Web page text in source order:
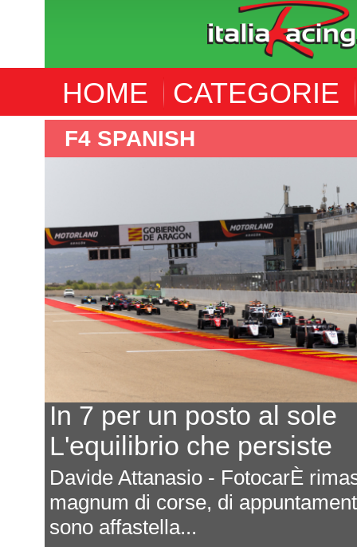
HOME CATEGORIE
F4 SPANISH
In 7 per un posto al sole
L'equilibrio che persiste
Davide Attanasio - FotocarÈ
magnum di corse, di
sono affastella...